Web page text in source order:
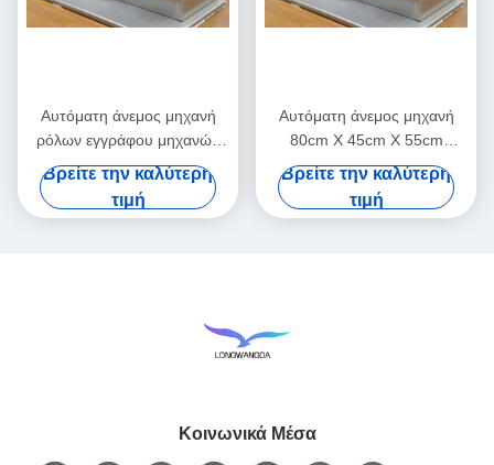
Αυτόματη άνεμος μηχανή
ρόλων εγγράφου μηχανών
ταινιών άνεμος
Βρείτε την καλύτερη
τιμή
Αυτόματη άνεμος μηχανή
80cm X 45cm X 55cm
ταινιών εγγράφου
Βρείτε την καλύτερη
τιμή
Κοινωνικά Μέσα